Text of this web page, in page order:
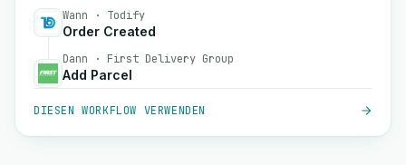
Wann · Todify
Order Created
Dann · First Delivery Group
Add Parcel
DIESEN WORKFLOW VERWENDEN